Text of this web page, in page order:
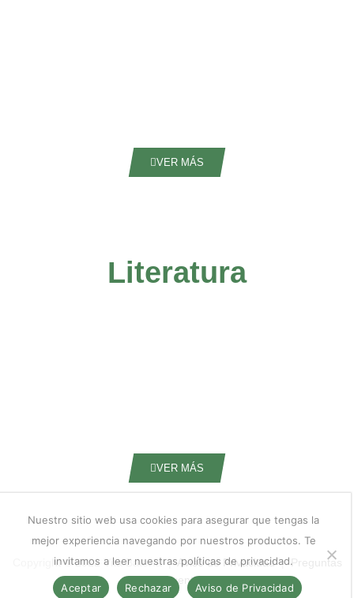
VER MÁS
Literatura
VER MÁS
Copyright © 2022 Vita Batería |Aviso de Privacidad|Preguntas
Frecuentes
Nuestro sitio web usa cookies para asegurar que tengas la
mejor experiencia navegando por nuestros productos. Te
invitamos a leer nuestras políticas de privacidad.
Aceptar Rechazar Aviso de Privacidad